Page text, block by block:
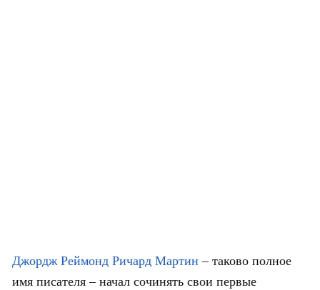
Джордж Реймонд Ричард Мартин – таково полное
имя писателя – начал сочинять свои первые